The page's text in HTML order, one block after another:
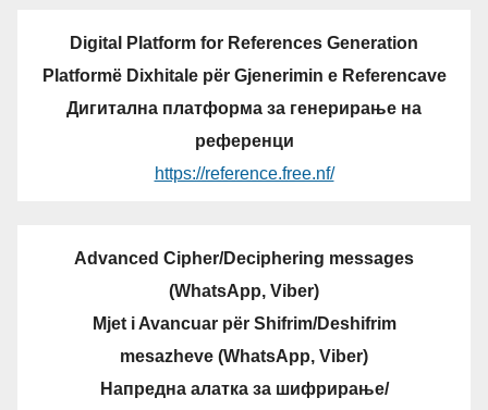
Digital Platform for References Generation
Platformë Dixhitale për Gjenerimin e Referencave
Дигитална платформа за генерирање на
референци
https://reference.free.nf/
Advanced Cipher/Deciphering messages
(WhatsApp, Viber)
Mjet i Avancuar për Shifrim/Deshifrim
mesazheve (WhatsApp, Viber)
Напредна алатка за шифрирање/